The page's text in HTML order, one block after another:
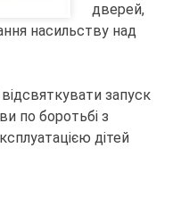
дверей,
насильству над
запуск
по боротьбі з
дітей